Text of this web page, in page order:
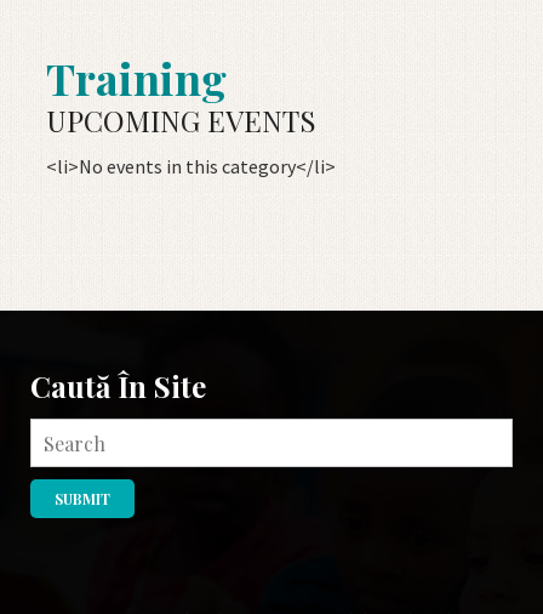
Training
UPCOMING EVENTS
<li>No events in this category</li>
Caută În Site